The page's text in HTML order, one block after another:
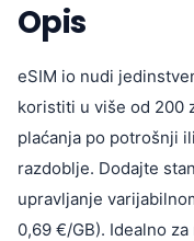
Opis
eSIM io nudi
koristiti u više od 200
plaćanja po potrošnji
razdoblje. Dodajte
upravljanje
0,69 €/GB). Idealno